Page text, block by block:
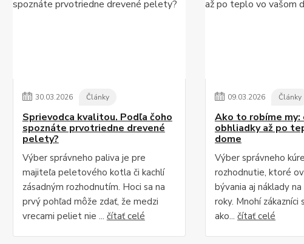
30.03.2026 Články
Sprievodca kvalitou. Podľa čoho
spoznáte prvotriedne drevené
pelety?
Výber správneho paliva je pre
majiteľa peletového kotla či kachlí
zásadným rozhodnutím. Hoci sa na
prvý pohľad môže zdať, že medzi
vrecami peliet nie ... čítať celé
09.03.2026 Články
Ako to robíme my:
obhliadky až po
dome
Výber správneho
rozhodnutie, ktoré
bývania aj náklady
roky. Mnohí zákazníci
ako... čítať celé